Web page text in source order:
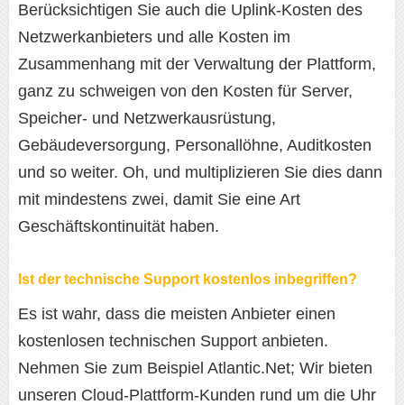
Berücksichtigen Sie auch die Uplink-Kosten des
Netzwerkanbieters und alle Kosten im
Zusammenhang mit der Verwaltung der Plattform,
ganz zu schweigen von den Kosten für Server,
Speicher- und Netzwerkausrüstung,
Gebäudeversorgung, Personallöhne, Auditkosten
und so weiter. Oh, und multiplizieren Sie dies dann
mit mindestens zwei, damit Sie eine Art
Geschäftskontinuität haben.
Ist der technische Support kostenlos inbegriffen?
Es ist wahr, dass die meisten Anbieter einen
kostenlosen technischen Support anbieten.
Nehmen Sie zum Beispiel Atlantic.Net; Wir bieten
unseren Cloud-Plattform-Kunden rund um die Uhr